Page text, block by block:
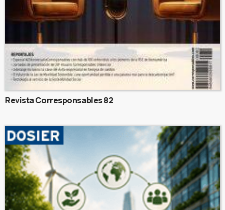
Revista Corresponsables 82